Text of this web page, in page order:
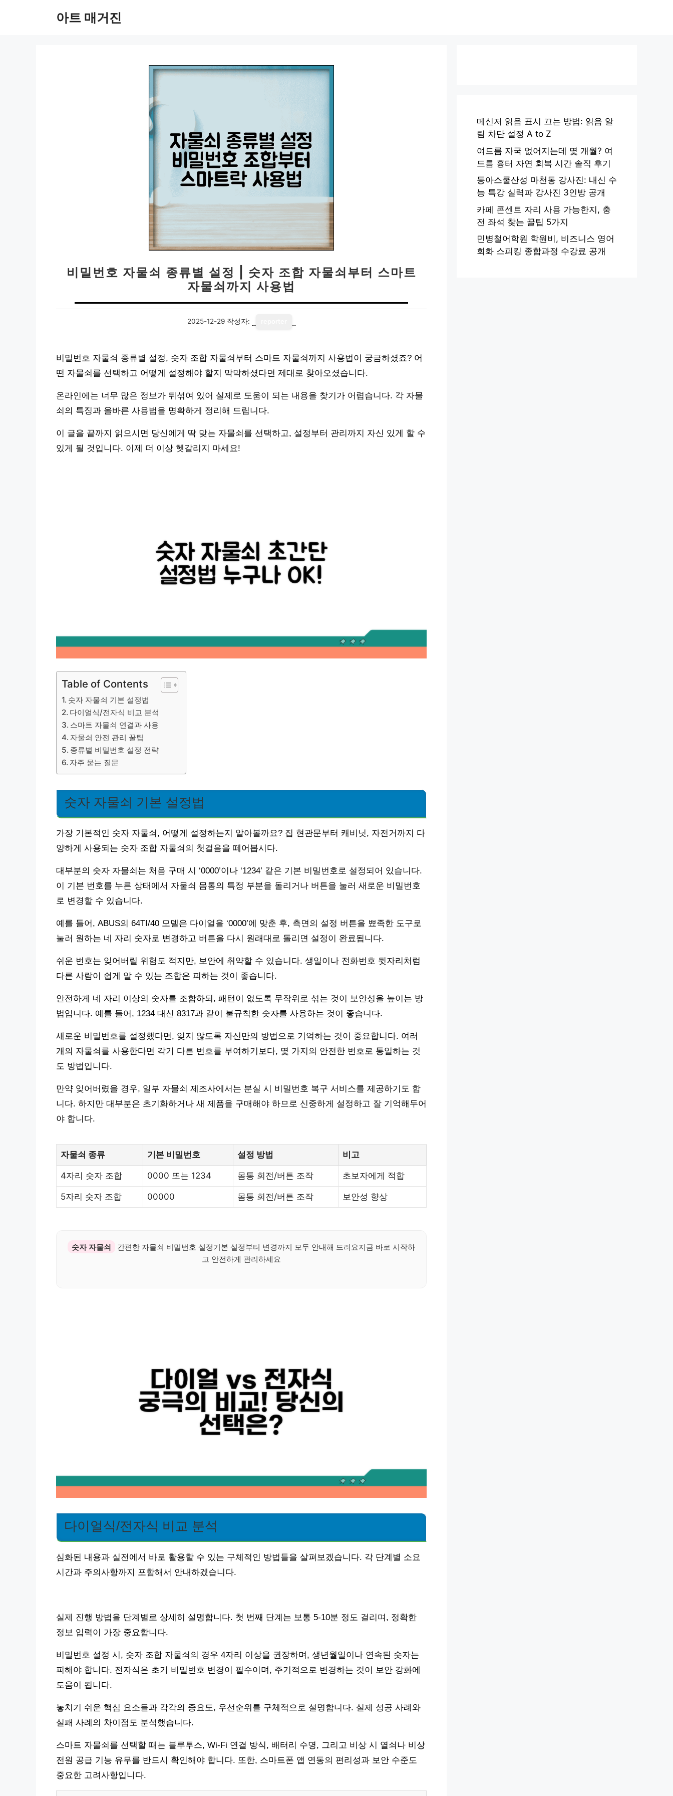
아트 매거진
비밀번호 자물쇠 종류별 설정 | 숫자 조합 자물쇠부터 스마트
자물쇠까지 사용법
2025-12-29 작성자:
비밀번호 자물쇠 종류별 설정, 숫자 조합 자물쇠부터 스마트 자물쇠까지 사용법이 궁금하셨죠? 어
떤 자물쇠를 선택하고 어떻게 설정해야 할지 막막하셨다면 제대로 찾아오셨습니다.
온라인에는 너무 많은 정보가 뒤섞여 있어 실제로 도움이 되는 내용을 찾기가 어렵습니다. 각 자물
쇠의 특징과 올바른 사용법을 명확하게 정리해 드립니다.
이 글을 끝까지 읽으시면 당신에게 딱 맞는 자물쇠를 선택하고, 설정부터 관리까지 자신 있게 할 수
있게 될 것입니다. 이제 더 이상 헷갈리지 마세요!
Table of Contents
숫자 자물쇠 기본 설정법
다이얼식/전자식 비교 분석
스마트 자물쇠 연결과 사용
자물쇠 안전 관리 꿀팁
종류별 비밀번호 설정 전략
자주 묻는 질문
숫자 자물쇠 기본 설정법
가장 기본적인 숫자 자물쇠, 어떻게 설정하는지 알아볼까요? 집 현관문부터 캐비닛, 자전거까지 다
양하게 사용되는 숫자 조합 자물쇠의 첫걸음을 떼어봅시다.
대부분의 숫자 자물쇠는 처음 구매 시 ‘0000’이나 ‘1234’ 같은 기본 비밀번호로 설정되어 있습니다.
이 기본 번호를 누른 상태에서 자물쇠 몸통의 특정 부분을 돌리거나 버튼을 눌러 새로운 비밀번호
로 변경할 수 있습니다.
예를 들어, ABUS의 64TI/40 모델은 다이얼을 ‘0000’에 맞춘 후, 측면의 설정 버튼을 뾰족한 도구로
눌러 원하는 네 자리 숫자로 변경하고 버튼을 다시 원래대로 돌리면 설정이 완료됩니다.
쉬운 번호는 잊어버릴 위험도 적지만, 보안에 취약할 수 있습니다. 생일이나 전화번호 뒷자리처럼
다른 사람이 쉽게 알 수 있는 조합은 피하는 것이 좋습니다.
안전하게 네 자리 이상의 숫자를 조합하되, 패턴이 없도록 무작위로 섞는 것이 보안성을 높이는 방
법입니다. 예를 들어, 1234 대신 8317과 같이 불규칙한 숫자를 사용하는 것이 좋습니다.
새로운 비밀번호를 설정했다면, 잊지 않도록 자신만의 방법으로 기억하는 것이 중요합니다. 여러
개의 자물쇠를 사용한다면 각기 다른 번호를 부여하기보다, 몇 가지의 안전한 번호로 통일하는 것
도 방법입니다.
만약 잊어버렸을 경우, 일부 자물쇠 제조사에서는 분실 시 비밀번호 복구 서비스를 제공하기도 합
니다. 하지만 대부분은 초기화하거나 새 제품을 구매해야 하므로 신중하게 설정하고 잘 기억해두어
야 합니다.
자물쇠 종류 기본 비밀번호 설정 방법 비고
4자리 숫자 조합 0000 또는 1234 몸통 회전/버튼 조작 초보자에게 적합
5자리 숫자 조합 00000 몸통 회전/버튼 조작 보안성 향상
숫자 자물쇠
간편한 자물쇠 비밀번호 설정기본 설정부터 변경까지 모두 안내해 드려요지금 바로 시작하
고 안전하게 관리하세요
다이얼식/전자식 비교 분석
심화된 내용과 실전에서 바로 활용할 수 있는 구체적인 방법들을 살펴보겠습니다. 각 단계별 소요
시간과 주의사항까지 포함해서 안내하겠습니다.
실제 진행 방법을 단계별로 상세히 설명합니다. 첫 번째 단계는 보통 5-10분 정도 걸리며, 정확한
정보 입력이 가장 중요합니다.
비밀번호 설정 시, 숫자 조합 자물쇠의 경우 4자리 이상을 권장하며, 생년월일이나 연속된 숫자는
피해야 합니다. 전자식은 초기 비밀번호 변경이 필수이며, 주기적으로 변경하는 것이 보안 강화에
도움이 됩니다.
놓치기 쉬운 핵심 요소들과 각각의 중요도, 우선순위를 구체적으로 설명합니다. 실제 성공 사례와
실패 사례의 차이점도 분석했습니다.
스마트 자물쇠를 선택할 때는 블루투스, Wi-Fi 연결 방식, 배터리 수명, 그리고 비상 시 열쇠나 비상
전원 공급 기능 유무를 반드시 확인해야 합니다. 또한, 스마트폰 앱 연동의 편리성과 보안 수준도
중요한 고려사항입니다.
메신저 읽음 표시 끄는 방법: 읽음 알
림 차단 설정 A to Z
여드름 자국 없어지는데 몇 개월? 여
드름 흉터 자연 회복 시간 솔직 후기
동아스쿨산성 마천동 강사진: 내신 수
능 특강 실력파 강사진 3인방 공개
카페 콘센트 자리 사용 가능한지, 충
전 좌석 찾는 꿀팁 5가지
민병철어학원 학원비, 비즈니스 영어
회화 스피킹 종합과정 수강료 공개